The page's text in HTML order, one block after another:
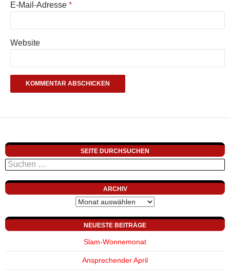
E-Mail-Adresse *
Website
SEITE DURCHSUCHEN
Suchen
nach:
ARCHIV
Archiv
NEUESTE BEITRÄGE
Slam-Wonnemonat
Ansprechender April